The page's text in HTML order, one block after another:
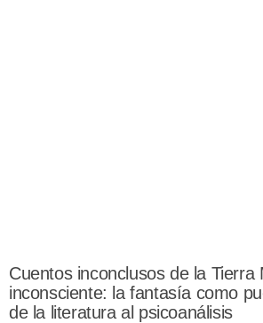
Cuentos inconclusos de la Tierra
inconsciente: la fantasía como
de la literatura al psicoanálisis